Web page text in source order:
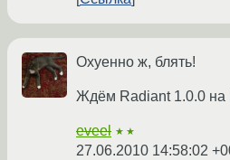
Охуенно ж, блять!
Ждём Radiant 1.0.0 на
eveel ★★
27.06.2010 14:58:02